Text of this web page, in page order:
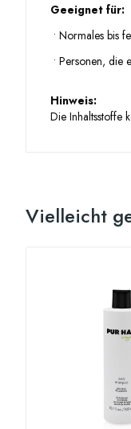
Geeignet für:
• Normales bis
• Personen, die
Hinweis:
Die Inhaltsstoffe
Vielleicht